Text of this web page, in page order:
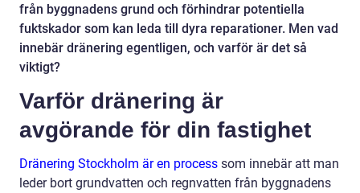
från byggnadens grund och förhindrar potentiella
fuktskador som kan leda till dyra reparationer. Men vad
innebär dränering egentligen, och varför är det så
viktigt?
Varför dränering är
avgörande för din fastighet
Dränering Stockholm är en process som innebär att man
leder bort grundvatten och regnvatten från byggnadens